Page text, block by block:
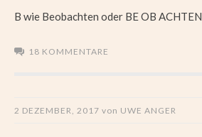
B wie Beobachten oder BE OB ACHTEN
18 KOMMENTARE
2 DEZEMBER, 2017 von UWE ANGER